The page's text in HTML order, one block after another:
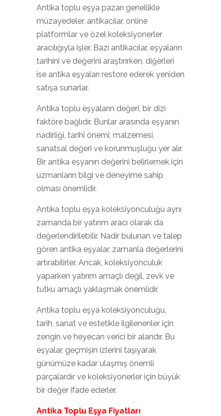
Antika toplu eşya pazarı genellikle
müzayedeler, antikacılar, online
platformlar ve özel koleksiyonerler
aracılığıyla işler. Bazı antikacılar, eşyaların
tarihini ve değerini araştırırken, diğerleri
ise antika eşyaları restore ederek yeniden
satışa sunarlar.
Antika toplu eşyaların değeri, bir dizi
faktöre bağlıdır. Bunlar arasında eşyanın
nadirliği, tarihî önemi, malzemesi,
sanatsal değeri ve korunmuşluğu yer alır.
Bir antika eşyanın değerini belirlemek için
uzmanların bilgi ve deneyime sahip
olması önemlidir.
Antika toplu eşya koleksiyonculuğu aynı
zamanda bir yatırım aracı olarak da
değerlendirilebilir. Nadir bulunan ve talep
gören antika eşyalar, zamanla değerlerini
artırabilirler. Ancak, koleksiyonculuk
yaparken yatırım amaçlı değil, zevk ve
tutku amaçlı yaklaşmak önemlidir.
Antika toplu eşya koleksiyonculuğu,
tarih, sanat ve estetikle ilgilenenler için
zengin ve heyecan verici bir alandır. Bu
eşyalar, geçmişin izlerini taşıyarak
günümüze kadar ulaşmış önemli
parçalardır ve koleksiyonerler için büyük
bir değer ifade ederler.
Antika Toplu Eşya Fiyatları